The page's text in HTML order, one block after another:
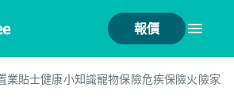
報價
業貼士健康小知識寵物保險危疾保險火險家